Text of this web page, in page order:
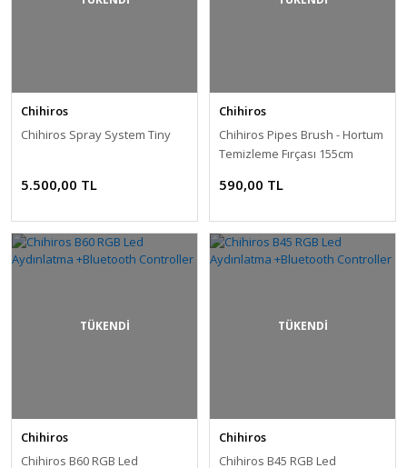
Chihiros
Chihiros Spray System Tiny
5.500,00 TL
Chihiros
Chihiros Pipes Brush - Hortum
Temizleme Fırçası 155cm
590,00 TL
TÜKENDİ
Chihiros
Chihiros B60 RGB Led
TÜKENDİ
Chihiros
Chihiros B45 RGB Led